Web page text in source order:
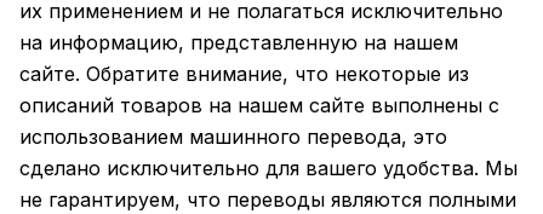
их применением и не полагаться исключительно
на информацию, представленную на нашем
сайте. Обратите внимание, что некоторые из
описаний товаров на нашем сайте выполнены с
использованием машинного перевода, это
сделано исключительно для вашего удобства. Мы
не гарантируем, что переводы являются полными